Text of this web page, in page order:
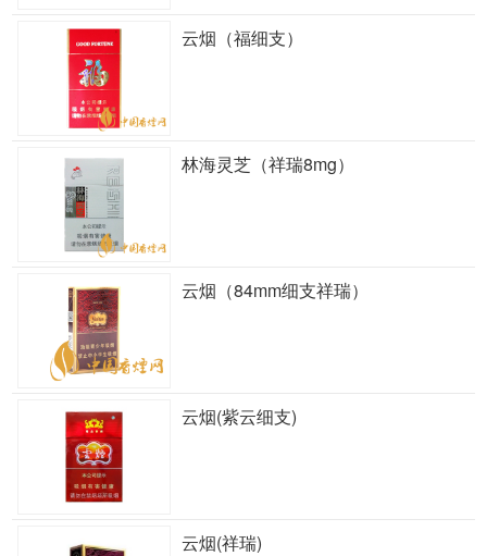
云烟（福细支）
林海灵芝（祥瑞8mg）
云烟（84mm细支祥瑞）
云烟(紫云细支)
云烟(祥瑞)